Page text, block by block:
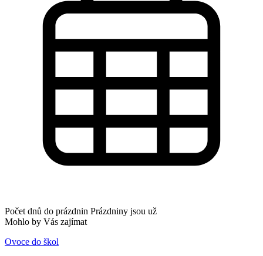
Počet dnů do prázdnin Prázdniny jsou už
Mohlo by Vás zajímat
Ovoce do škol